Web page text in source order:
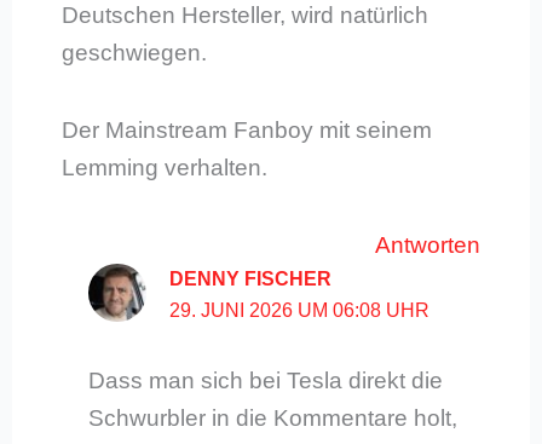
Deutschen Hersteller, wird natürlich
geschwiegen.
Der Mainstream Fanboy mit seinem
Lemming verhalten.
Antworten
DENNY FISCHER
29. JUNI 2026 UM 06:08 UHR
Dass man sich bei Tesla direkt die
Schwurbler in die Kommentare holt,